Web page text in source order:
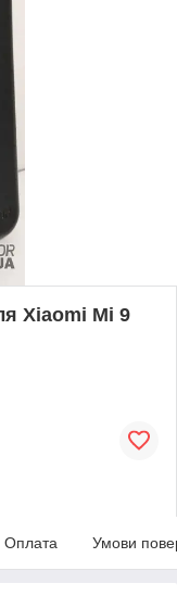
Xiaomi Mi 9
Оплата Умови